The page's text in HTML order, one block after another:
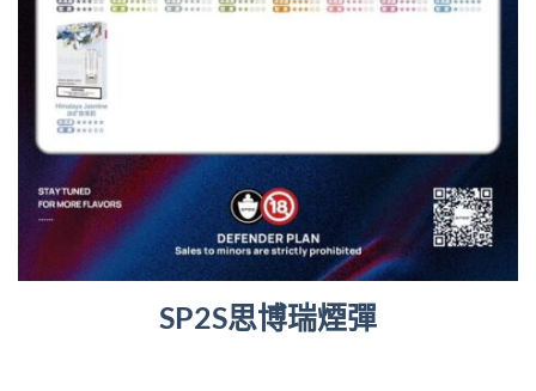
SP2S思博瑞煙彈